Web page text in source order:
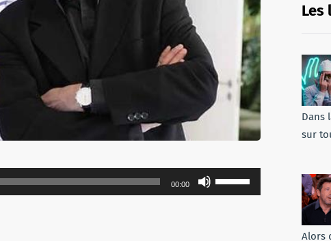
00:00
les
Les
Dans
sur
Alors